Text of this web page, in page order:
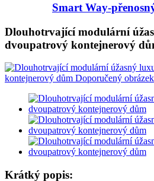
Smart Way-
Dlouhotrvající modulární
dvoupatrový kontejnerový
Krátký popis: